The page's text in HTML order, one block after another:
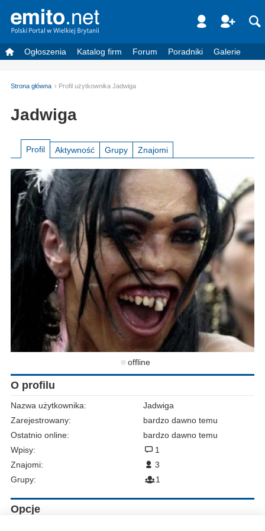
Ogłoszenia Katalog firm Forum Poradniki Galerie
Strona główna Profil użytkownika Jadwiga
Jadwiga
Profil Aktywność Grupy Znajomi
offline
O profilu
Nazwa użytkownika:
Jadwiga
Zarejestrowany:
bardzo dawno temu
Ostatnio online:
bardzo dawno temu
Wpisy:
1
Znajomi:
3
Grupy:
1
Opcje